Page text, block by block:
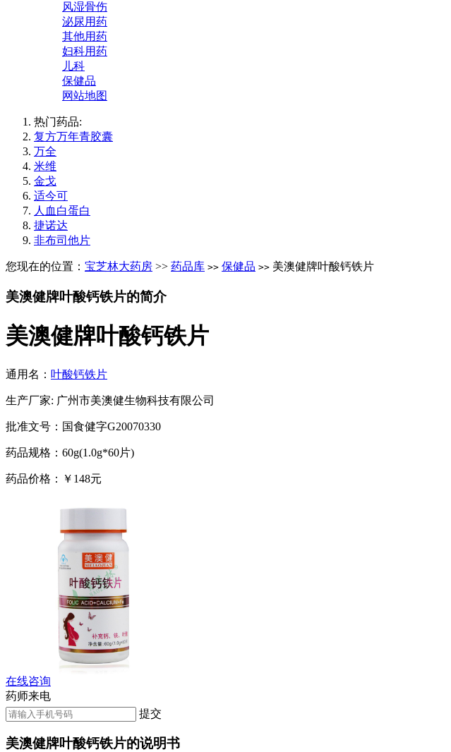
风湿骨伤
泌尿用药
其他用药
妇科用药
儿科
保健品
网站地图
热门药品:
复方万年青胶囊
万全
米维
金戈
适今可
人血白蛋白
捷诺达
非布司他片
您现在的位置： 宝芝林大药房 >> 药品库 >> 保健品 >> 美澳健牌叶酸钙铁片
美澳健牌叶酸钙铁片的简介
美澳健牌叶酸钙铁片
通用名： 叶酸钙铁片
生产厂家: 广州市美澳健生物科技有限公司
批准文号：国食健字G20070330
药品规格：60g(1.0g*60片)
药品价格：￥148元
在线咨询
药师来电
提交
美澳健牌叶酸钙铁片的说明书